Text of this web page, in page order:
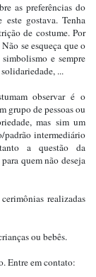
as preferências do
gostava. Tenha
de costume. Por
se esqueça que o
e sempre
...
observar é o
grupo de pessoas ou
mas sim um
padrão intermediário
a questão da
quem não deseja
realizadas
ou bebês.
Entre em contato: